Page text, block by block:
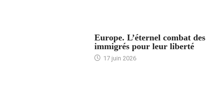
Europe. L’éternel combat des
immigrés pour leur liberté
17 juin 2026